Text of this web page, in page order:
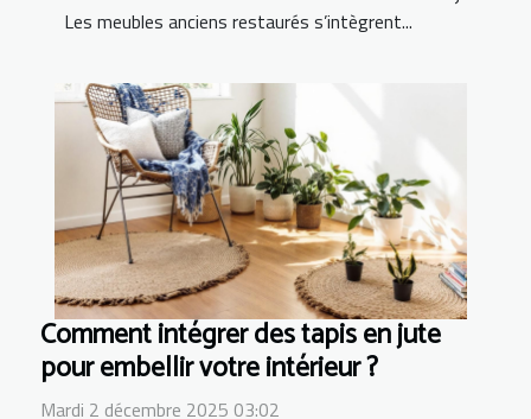
Les meubles anciens restaurés s’intègrent...
Comment intégrer des tapis en jute
pour embellir votre intérieur ?
Mardi 2 décembre 2025 03:02